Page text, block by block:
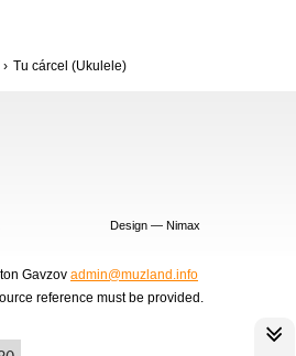
Tu cárcel (Ukulele)
Design — Nimax
Gavzov admin@muzland.info
reference must be provided.